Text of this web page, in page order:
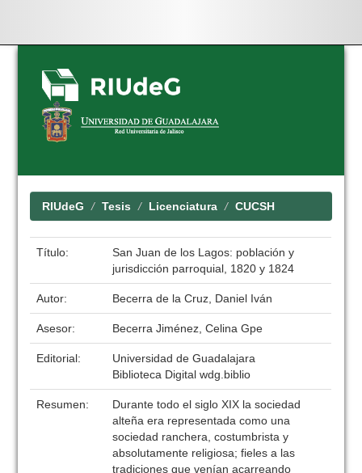
Skip
navigation
RIUdeG Tesis Licenciatura CUCSH
Título:
San Juan de los Lagos: población y
jurisdicción parroquial, 1820 y 1824
Autor: Becerra de la Cruz, Daniel Iván
Asesor: Becerra Jiménez, Celina Gpe
Editorial:
Universidad de Guadalajara
Biblioteca Digital wdg.biblio
Resumen:
Durante todo el siglo XIX la sociedad
alteña era representada como una
sociedad ranchera, costumbrista y
absolutamente religiosa; fieles a las
tradiciones que venían acarreando